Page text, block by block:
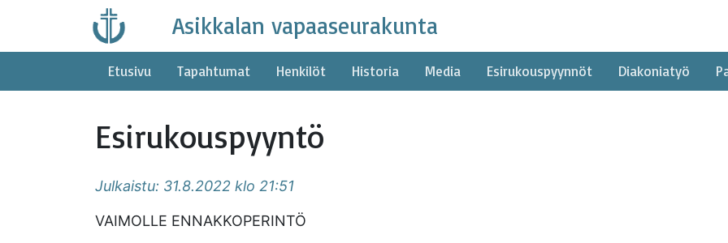
content
Asikkalan vapaaseurakunta
Etusivu Tapahtumat Henkilöt Historia Media Esirukouspyynnöt Diakoniatyö
Esirukouspyyntö
Julkaistu: 31.8.2022 klo 21:51
VAIMOLLE ENNAKKOPERINTÖ